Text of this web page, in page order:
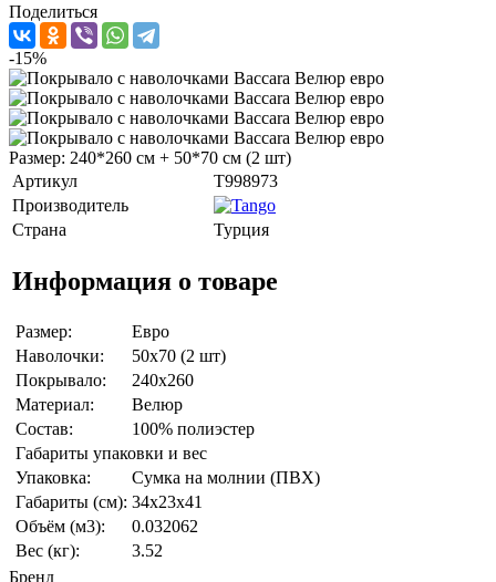
Поделиться
-15%
Размер: 240*260 см + 50*70 см (2 шт)
Артикул
T998973
Производитель
Страна
Турция
Информация о товаре
Размер:
Евро
Наволочки:
50x70 (2 шт)
Покрывало:
240x260
Материал:
Велюр
Состав:
100% полиэстер
Габариты упаковки и вес
Упаковка:
Сумка на молнии (ПВХ)
Габариты (см): 34x23x41
Объём (м3):
0.032062
Вес (кг):
3.52
Бренд